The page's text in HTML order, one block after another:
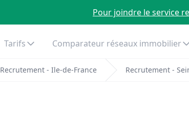
Pour joindre le service
Tarifs Comparateur réseaux immobilier
Recrutement - Ile-de-France Recrutement -